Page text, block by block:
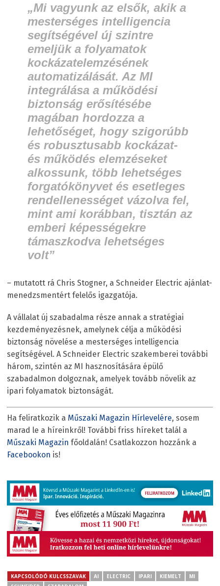
„Mi vagyunk az elsők, akik a
mesterséges intelligencia
segítségével új szintre
emeljük a folyamatok
kockázatelemzésének
automatizálását. Az MI
integrálása a működési
biztonság erősítésébe
magában hordozza a
lehetőséget, hogy szigorúbb
és robusztusabb kockázat-
és működés elemzéseket
alkossunk, több lehetséges
forgatókönyvet és esetleges
rendellenességet vázolva fel,
mint ami korábban, tisztán az
emberi képességekre
támaszkodva lehetséges
volt”
– mutatott rá Chris Stogner, a Schneider Electric ajánlat-
menedzsmentért felelős igazgatója.
A vállalat új szabadalma része annak a stratégiai
kezdeményezésnek, amelynek célja a működési
biztonság növelése a mesterséges intelligencia
segítségével. A Schneider Electric szakemberei további
három, szintén az MI hasznosítására épülő
szabadalmon dolgoznak, amelyek tovább növelik az
ipari folyamatok biztonságát.
Ha feliratkozik a Műszaki Magazin Hírlevelére, sosem
marad le a híreinkről! További friss híreket talál a
Műszaki Magazin főoldalán! Csatlakozzon hozzánk a
Facebookon is!
KAPCSOLÓDÓ KULCSSZAVAK AI ELECTRIC IPARI KIEMELT
MI